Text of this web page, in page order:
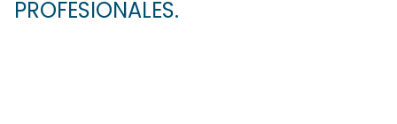
PROFESIONALES.